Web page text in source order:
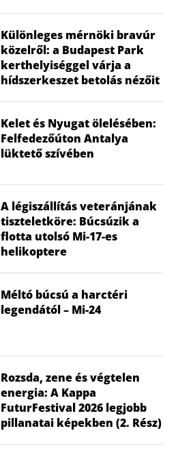
Különleges mérnöki bravúr
közelről: a Budapest Park
kerthelyiséggel várja a
hídszerkeszet betolás nézőit
Kelet és Nyugat ölelésében:
Felfedezőúton Antalya
lüktető szívében
A légiszállítás veteránjának
tiszteletköre: Búcsúzik a
flotta utolsó Mi-17-es
helikoptere
Méltó búcsú a harctéri
legendától – Mi-24
Rozsda, zene és végtelen
energia: A Kappa
FuturFestival 2026 legjobb
pillanatai képekben (2. Rész)